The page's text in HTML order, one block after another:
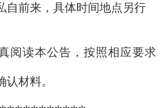
自前来，具体时间地点另行
阅读本公告，按照相应要求
材料。